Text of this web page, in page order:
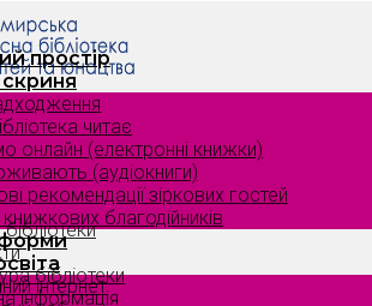
бібліотеки
бібліотеки
інформація
простір
читає
онлайн (електронні книжки)
(аудіокниги)
рекомендації зіркових гостей
книжкових благодійників
інтернет